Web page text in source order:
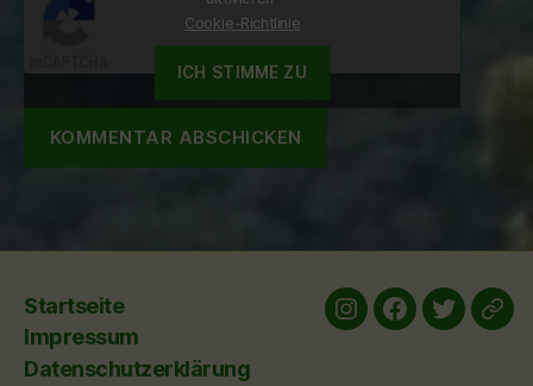
Cookie-Richtlinie
ICH STIMME ZU
Startseite
Impressum
Datenschutzerklärung
InstagramFacebook
twitter